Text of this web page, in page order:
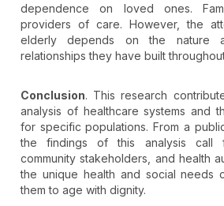
dependence on loved ones.
providers of care. However, the
elderly depends on the nature
relationships they have built
Conclusion. This research
analysis of healthcare systems and
for specific populations. From a
the findings of this analysis call
community stakeholders, and health
the unique health and social needs
them to age with dignity.